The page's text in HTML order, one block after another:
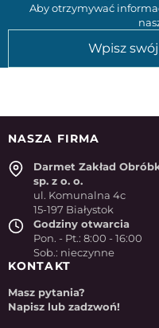
Aby otrzymywać
NASZA FIRMA
Darmet Zakład
sp. z o. o.
ul. Komunalna 4c
15-197 Białystok
Godziny otwarcia
Pon. - Pt.: 8:00 - 16:00
Sob.: nieczynne
KONTAKT
Masz pytania?
Napisz lub zadzwoń!